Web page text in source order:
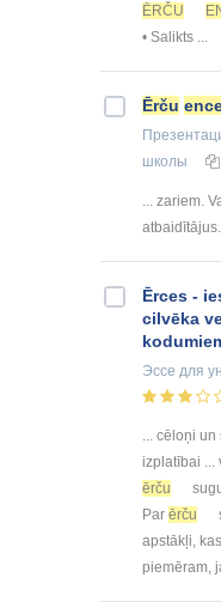
ĒRČU
• Salikts ...
Ērču
школы
... zariem.
atbaidītājus.
Ērces -
cilvēka
Эссе для
... cēloņi un
izplatībai ...
ērču
Par ērču
apstākļi,
piemēram,